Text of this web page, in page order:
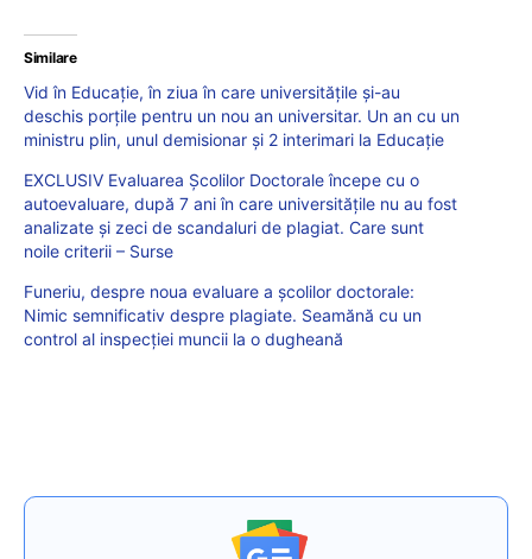
Similare
Vid în Educație, în ziua în care universitățile și-au
deschis porțile pentru un nou an universitar. Un an cu un
ministru plin, unul demisionar și 2 interimari la Educație
EXCLUSIV Evaluarea Școlilor Doctorale începe cu o
autoevaluare, după 7 ani în care universitățile nu au fost
analizate și zeci de scandaluri de plagiat. Care sunt
noile criterii – Surse
Funeriu, despre noua evaluare a școlilor doctorale:
Nimic semnificativ despre plagiate. Seamănă cu un
control al inspecției muncii la o dugheană